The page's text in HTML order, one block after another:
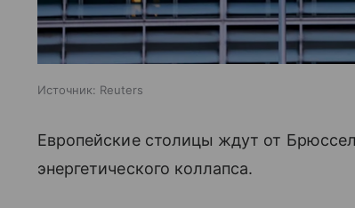
Источник: Reuters
Европейские столицы ждут от
энергетического коллапса.